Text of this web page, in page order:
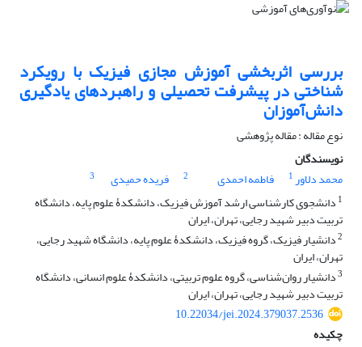
بررسی اثربخشی آموزش مجازی فیزیک با رویکرد
شناختی در پیشرفت تحصیلی و راهبرد‌های یادگیری
دانش‌آموزان
نوع مقاله : مقاله پژوهشی
نویسندگان
محمد دلاور1 فاطمه احمدی 2 فریده حمیدی
3
1 دانشجوی کارشناسی ارشد آموزش فیزیک، دانشکدۀ علوم پایه، دانشگاه
تربیت دبیر شهید رجایی، تهران، ایران
2دانشیار فیزیک، گروه فیزیک، دانشکدۀ علوم پایه، دانشگاه شهید رجایی،
تهران، ایران
3دانشیار روان‌شناسی، گروه علوم تربیتی، دانشکدۀ علوم انسانی، دانشگاه
تربیت دبیر شهید رجایی، تهران، ایران
10.22034/jei.2024.379037.2536
چکیده